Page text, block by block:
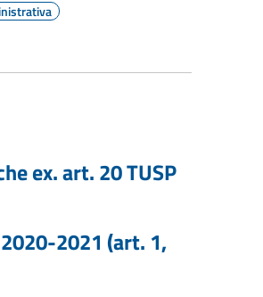
ex. art. 20 TUSP
2021 (art. 1,